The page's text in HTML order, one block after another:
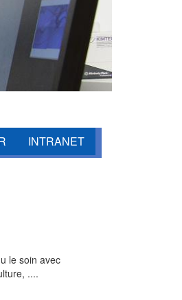
INTRANET
le soin avec
....